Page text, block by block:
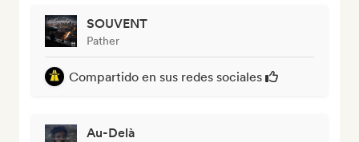
SOUVENT
Pather
Compartido en sus redes sociales
Au-Delà